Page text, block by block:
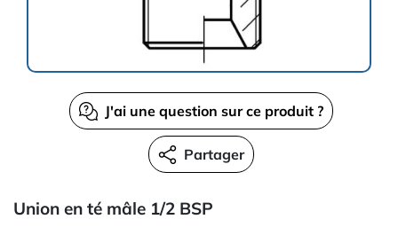
J'ai une question sur ce produit ?
Partager
Union en té mâle 1/2 BSP